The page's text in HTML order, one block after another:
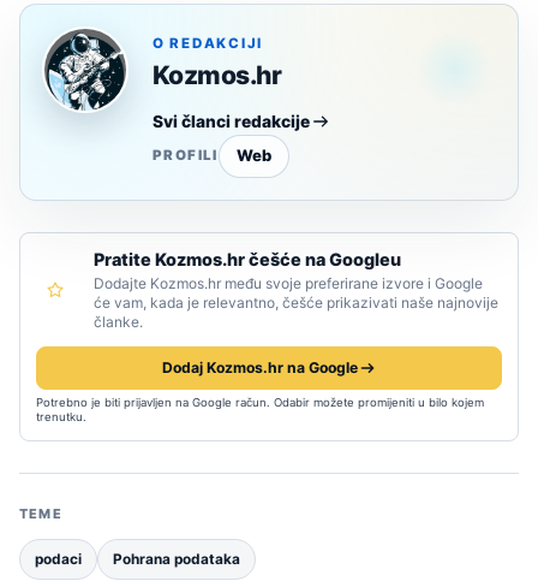
O REDAKCIJI
Kozmos.hr
Svi članci redakcije
PROFILI Web
Pratite Kozmos.hr češće na Googleu
Dodajte Kozmos.hr među svoje preferirane izvore i Google
će vam, kada je relevantno, češće prikazivati naše najnovije
članke.
Dodaj Kozmos.hr na Google
Potrebno je biti prijavljen na Google račun. Odabir možete promijeniti u bilo kojem
trenutku.
TEME
podaci Pohrana podataka